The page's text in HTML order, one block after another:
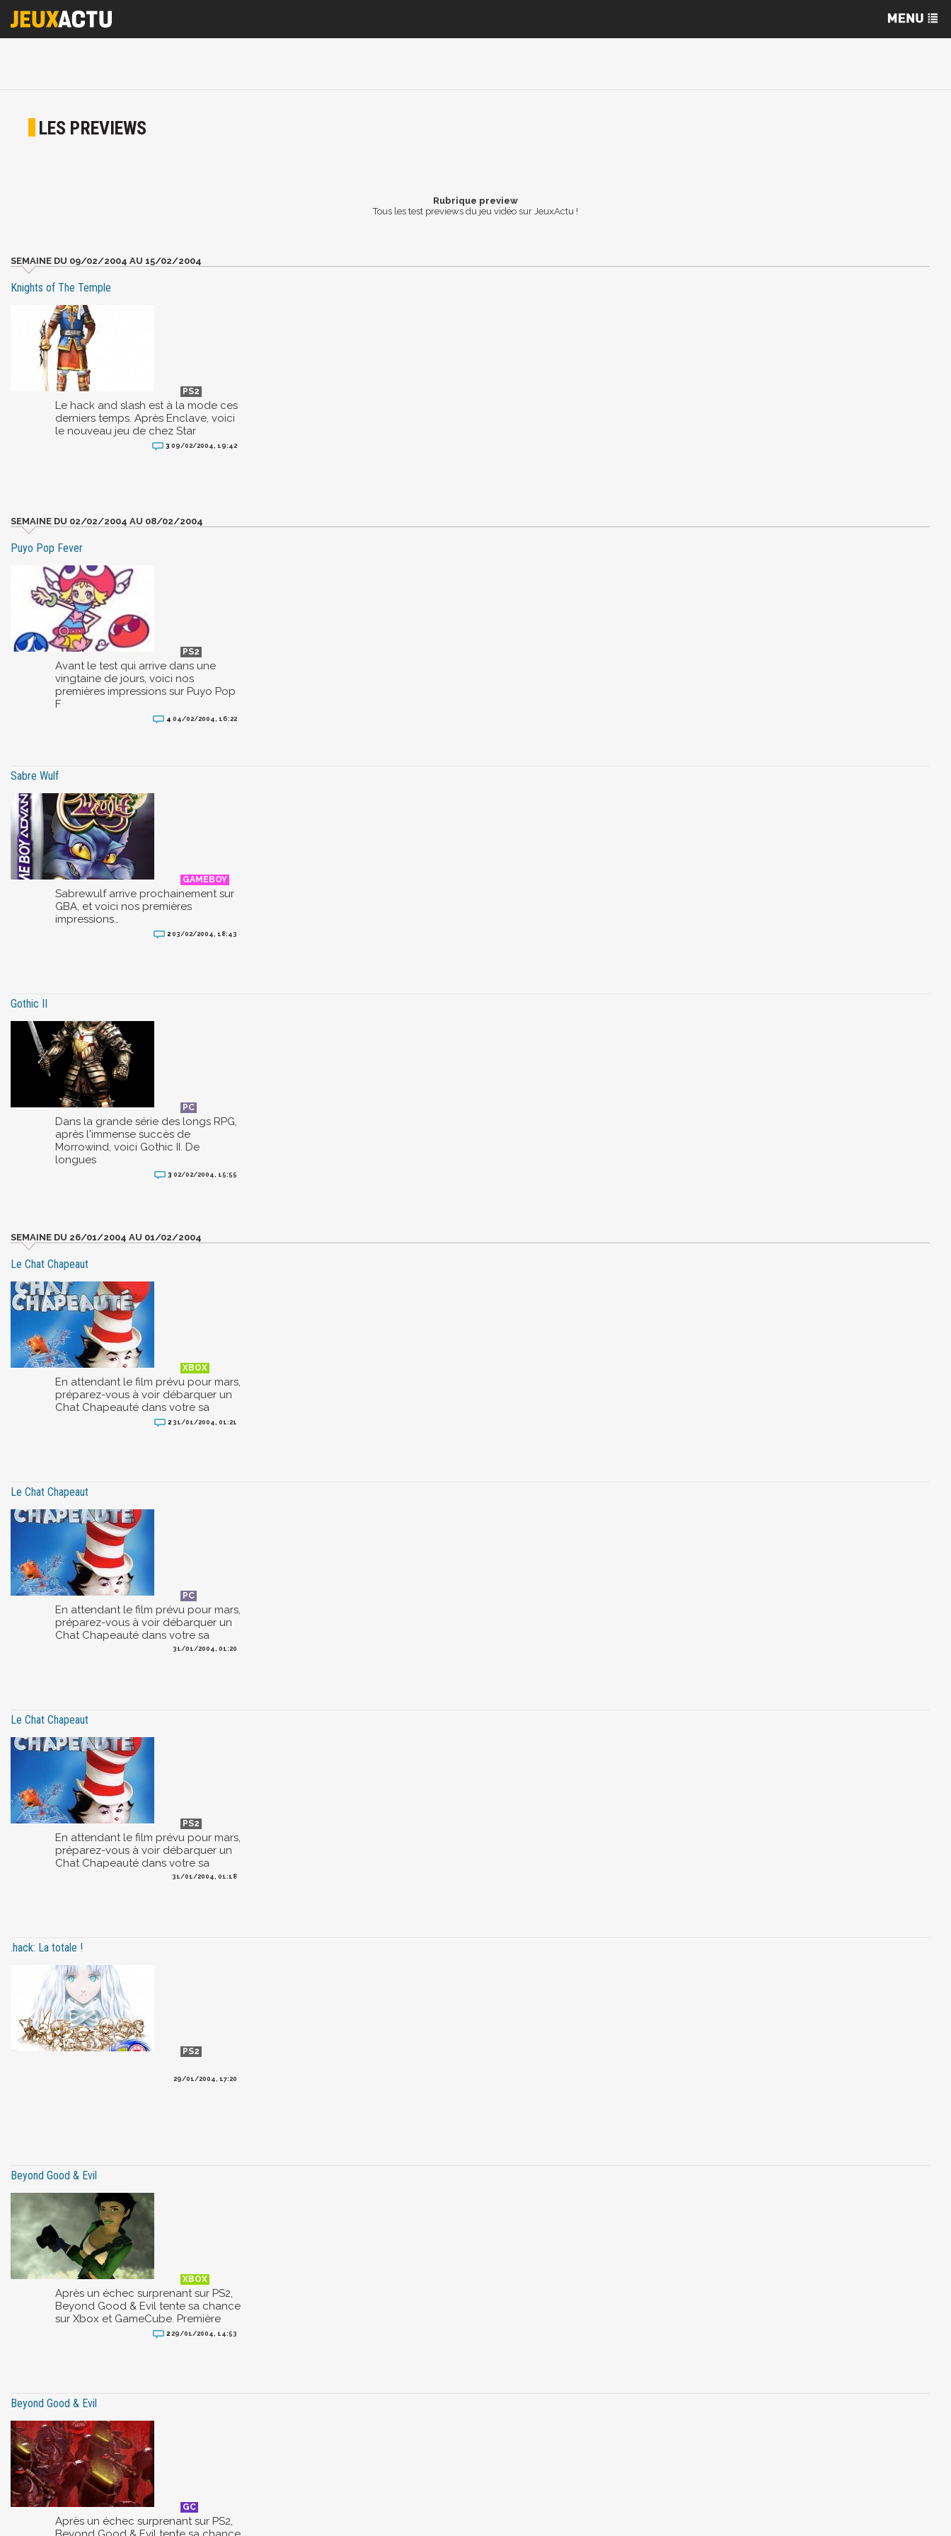
LES PREVIEWS
Rubrique preview
Tous les test previews du jeu vidéo sur JeuxActu !
SEMAINE DU 09/02/2004 AU 15/02/2004
Knights of The Temple
Le hack and slash est à la mode ces
derniers temps. Après Enclave, voici
le nouveau jeu de chez Star
3 09/02/2004, 19:42
SEMAINE DU 02/02/2004 AU 08/02/2004
Puyo Pop Fever
Avant le test qui arrive dans une
vingtaine de jours, voici nos
premières impressions sur Puyo Pop
F
4 04/02/2004, 16:22
Sabre Wulf
Sabrewulf arrive prochainement sur
GBA, et voici nos premières
impressions…
2 03/02/2004, 18:43
Gothic II
Dans la grande série des longs RPG,
après l'immense succès de
Morrowind, voici Gothic II. De
longues
3 02/02/2004, 15:55
SEMAINE DU 26/01/2004 AU 01/02/2004
Le Chat Chapeaut
En attendant le film prévu pour mars,
préparez-vous à voir débarquer un
Chat Chapeauté dans votre sa
2 31/01/2004, 01:21
Le Chat Chapeaut
En attendant le film prévu pour mars,
préparez-vous à voir débarquer un
Chat Chapeauté dans votre sa
31/01/2004, 01:20
Le Chat Chapeaut
En attendant le film prévu pour mars,
préparez-vous à voir débarquer un
Chat Chapeauté dans votre sa
31/01/2004, 01:18
.hack: La totale !
29/01/2004, 17:20
Beyond Good & Evil
Après un échec surprenant sur PS2,
Beyond Good & Evil tente sa chance
sur Xbox et GameCube. Première
2 29/01/2004, 14:53
Beyond Good & Evil
Après un échec surprenant sur PS2,